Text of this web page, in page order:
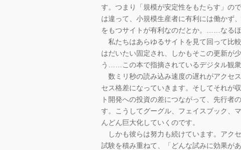
す。つまり「規模が安定性をもたらす」の
は違って、小規模生産者に有利には働かず
をもつサイトが有利なのだとか。……なる
私たちはあらゆるサイトを見て回って比
はだいたい固定され、しかもそこの更新が
う……この本で指摘されているデジタル観
数ミリ秒の読み込み速度の遅れがアクセ
セス格差になっていきます。そしてそれが
ト開発への投資の差につながって、先行者
す。こうしてグーグル、フェイスブック、
んどん巨大化していくのです。
しかも彼らは努力も続けています。アク
試験を積み重ねて、「どんな試みに効果が